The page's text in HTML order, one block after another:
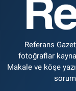
Referans
fotoğraflar
Makale ve köşe